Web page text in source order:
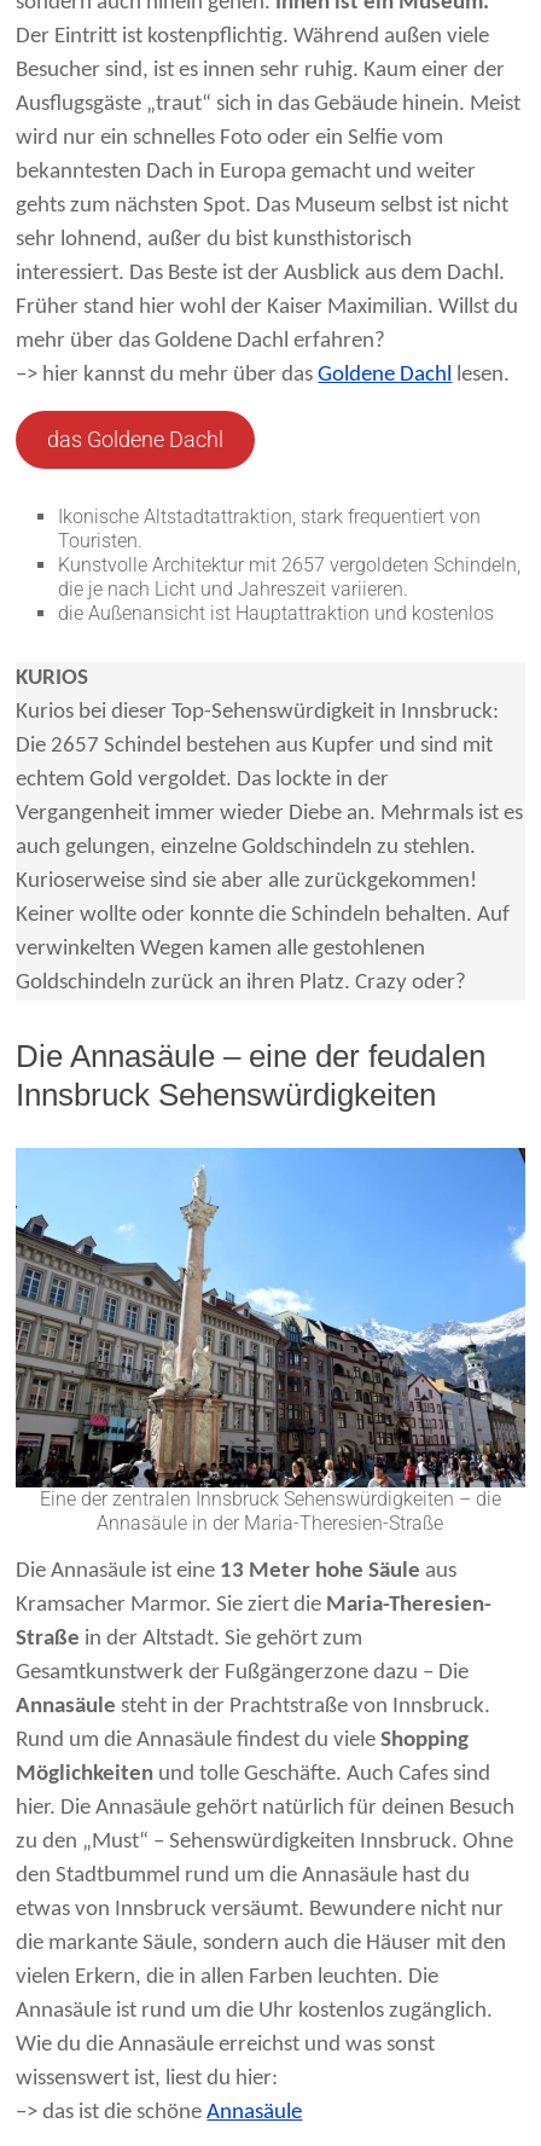
Der Eintritt ist kostenpflichtig. Während außen viele
Besucher sind, ist es innen sehr ruhig. Kaum einer der
Ausflugsgäste „traut“ sich in das Gebäude hinein. Meist
wird nur ein schnelles Foto oder ein Selfie vom
bekanntesten Dach in Europa gemacht und weiter
gehts zum nächsten Spot. Das Museum selbst ist nicht
sehr lohnend, außer du bist kunsthistorisch
interessiert. Das Beste ist der Ausblick aus dem Dachl.
Früher stand hier wohl der Kaiser Maximilian. Willst du
mehr über das Goldene Dachl erfahren?
–> hier kannst du mehr über dasGoldene Dachl lesen.
das Goldene Dachl
Ikonische Altstadtattraktion, stark frequentiert von
Touristen.
Kunstvolle Architektur mit 2657 vergoldeten Schindeln,
die je nach Licht und Jahreszeit variieren.
die Außenansicht ist Hauptattraktion und kostenlos
KURIOS
Kurios bei dieser Top-Sehenswürdigkeit in Innsbruck:
Die 2657 Schindel bestehen aus Kupfer und sind mit
echtem Gold vergoldet. Das lockte in der
Vergangenheit immer wieder Diebe an. Mehrmals ist es
auch gelungen, einzelne Goldschindeln zu stehlen.
Kurioserweise sind sie aber alle zurückgekommen!
Keiner wollte oder konnte die Schindeln behalten. Auf
verwinkelten Wegen kamen alle gestohlenen
Goldschindeln zurück an ihren Platz. Crazy oder?
Die Annasäule – eine der feudalen
Innsbruck Sehenswürdigkeiten
Eine der zentralen Innsbruck Sehenswürdigkeiten – die
Annasäule in der Maria-Theresien-Straße
Die Annasäule ist eine 13 Meter hohe Säule aus
Kramsacher Marmor. Sie ziert die Maria-Theresien-
Straße in der Altstadt. Sie gehört zum
Gesamtkunstwerk der Fußgängerzone dazu – Die
Annasäule steht in der Prachtstraße von Innsbruck.
Rund um die Annasäule findest du vieleShopping
Möglichkeiten und tolle Geschäfte. Auch Cafes sind
hier. Die Annasäule gehört natürlich für deinen Besuch
zu den „Must“ – Sehenswürdigkeiten Innsbruck. Ohne
den Stadtbummel rund um die Annasäule hast du
etwas von Innsbruck versäumt. Bewundere nicht nur
die markante Säule, sondern auch die Häuser mit den
vielen Erkern, die in allen Farben leuchten. Die
Annasäule ist rund um die Uhr kostenlos zugänglich.
Wie du die Annasäule erreichst und was sonst
wissenswert ist, liest du hier:
–> das ist die schöneAnnasäule